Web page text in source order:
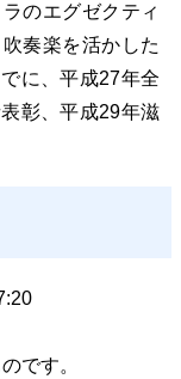
のエグゼクティ
奏楽を活かした
に、平成27年全
彰、平成29年滋
です。